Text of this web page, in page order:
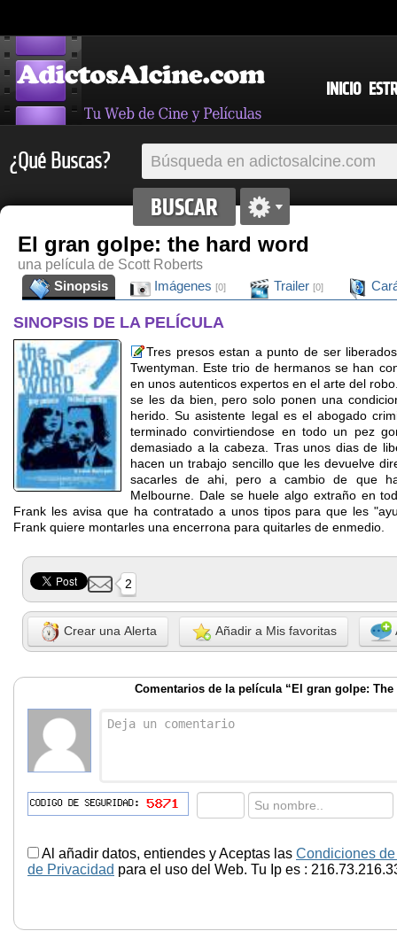
INICIO
¿Qué Buscas?
El gran golpe: the hard word
una película de Scott Roberts
Sinopsis
Imágenes [0] Trailer [0]
SINOPSIS DE LA PELÍCULA
Tres presos estan a punto de ser
Twentyman. Este trio de hermanos se han
en unos autenticos expertos en el arte del
se les da bien, pero solo ponen una
herido. Su asistente legal es el abogado
terminado convirtiendose en todo un pez
demasiado a la cabeza. Tras unos dias de
hacen un trabajo sencillo que les devuelve
sacarles de ahi, pero a cambio de que
Melbourne. Dale se huele algo extraño en
Frank les avisa que ha contratado a unos tipos para que les
Frank quiere montarles una encerrona para quitarles de enmedio.
2
Crear una Alerta Añadir a Mis favoritas
Comentarios de la película “El gran golpe: The
Al añadir datos, entiendes y Aceptas las Condiciones
de Privacidad para el uso del Web. Tu Ip es :